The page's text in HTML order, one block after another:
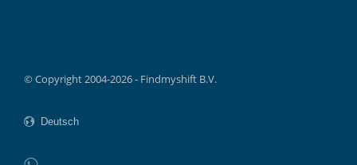
© Copyright 2004-2026 - Findmyshift B.V.